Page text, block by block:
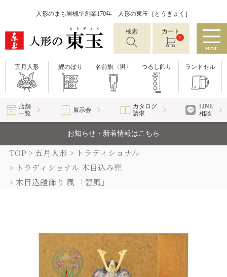
人形のまち岩槻で創業170年 人形の東玉［とうぎょく］
検索 カート
0
MENU
五月人形 鯉のぼり 名前旗〈男〉 つるし飾り ランドセル
店舗
一覧
展示会
カタログ
請求
LINE
相談
お知らせ・新着情報はこちら
TOP 五月人形
トラディショナル
トラディショナル 木目込み兜
木目込鎧飾り 風 「碧風」